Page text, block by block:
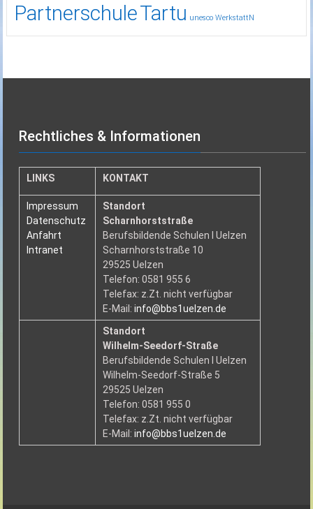
PartnerschuleTartu unesco WerkstattN
Rechtliches & Informationen
LINKS KONTAKT
Impressum
Datenschutz
Anfahrt
Intranet
Standort
Scharnhorststraße
Berufsbildende Schulen I Uelzen
Scharnhorststraße 10
29525 Uelzen
Telefon: 0581 955 6
Telefax: z.Zt. nicht verfügbar
E-Mail:info@bbs1uelzen.de
Standort
Wilhelm-Seedorf-Straße
Berufsbildende Schulen I Uelzen
Wilhelm-Seedorf-Straße 5
29525 Uelzen
Telefon: 0581 955 0
Telefax: z.Zt. nicht verfügbar
E-Mail:info@bbs1uelzen.de